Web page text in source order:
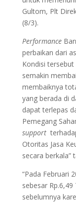
Gultom, Plt
(8/3).
Performance
perbaikan dari
Kondisi
semakin
membaiknya
yang berada di
dapat terlepas
Pemegang
support
Otoritas Jasa
secara berkala”
“Pada Februari
sebesar
sebelumnya